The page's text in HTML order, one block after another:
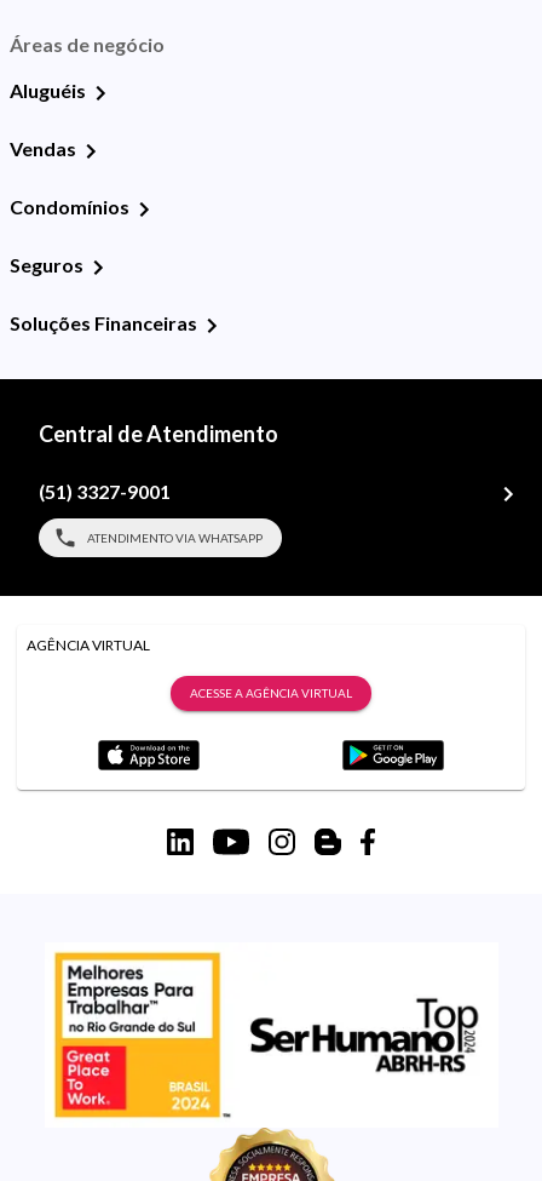
Áreas de negócio
Aluguéis
Vendas
Condomínios
Seguros
Soluções Financeiras
Central de Atendimento
(51) 3327-9001
ATENDIMENTO VIA WHATSAPP
AGÊNCIA VIRTUAL
ACESSE A AGÊNCIA VIRTUAL